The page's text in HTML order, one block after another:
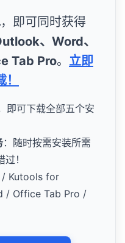
，即可同时获得
、Word、
Tab Pro。 立即
即可下载全部五个安
：随时按需安装所需
！
Kutools for
/ Office Tab Pro /